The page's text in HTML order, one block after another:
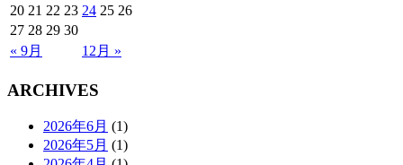
« 9月 12月 »
20 21 22 23 24 25 26
27 28 29 30
ARCHIVES
2026年6月 (1)
2026年5月 (1)